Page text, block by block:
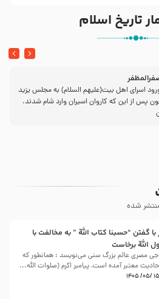
تاریخ اسلام
ورود اسراى اهل بیت‌(علیهم السلام) به مجلس یزید
پس از این كه كاروان اسیران وارد شام شدند،
شده
با گفتن “حسبنا كتاب اللّه ” به مخالفت با
اللّه برخاست
خفاجی مصری عالم بزرگ سنی می‌نویسد : همانطور که
معتبر آمده است، پیامبر اکرم (صلوات اللّه...
۱۵ /۰۵/ ۱۴۰۵